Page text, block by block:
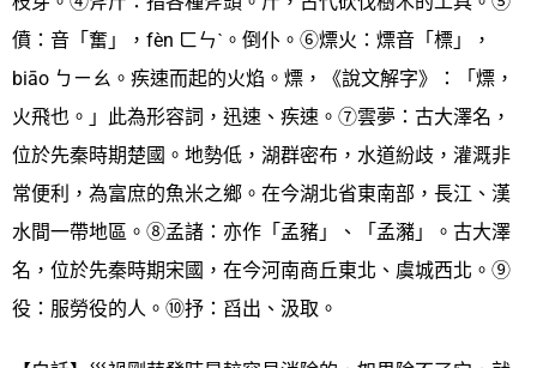
僨：音「奮」，fèn ㄈㄣˋ。倒仆。⑥熛火：熛音「標」，
biāo ㄅㄧㄠ。疾速而起的火焰。熛，《說文解字》：「熛，
火飛也。」此為形容詞，迅速、疾速。⑦雲夢：古大澤名，
位於先秦時期楚國。地勢低，湖群密布，水道紛歧，灌溉非
常便利，為富庶的魚米之鄉。在今湖北省東南部，長江、漢
水間一帶地區。⑧孟諸：亦作「孟豬」、「孟瀦」。古大澤
名，位於先秦時期宋國，在今河南商丘東北、虞城西北。⑨
役：服勞役的人。⑩抒：舀出、汲取。